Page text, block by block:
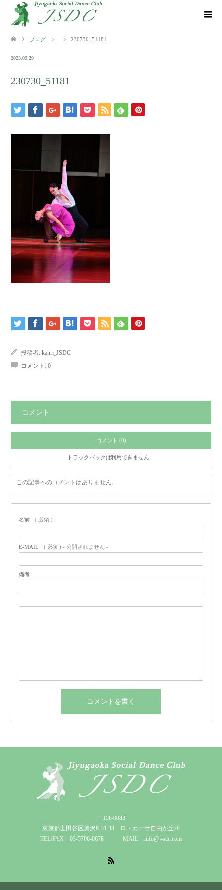
ブログ 230730_51181
2023.09.29
230730_51181
投稿者: kanri_JSDC
コメント: 0
コメント
コメント (0)
トラックバックは利用できません。
この記事へのコメントはありません。
名前 ( 必須 )
E-MAIL ( 必須 ) - 公開されません -
備考
〒158-0083
東京都世田谷区奥沢6-31-18 ロ・カーサ自由が丘2F
TEL/FAX 03-5706-0678 MAIL info@j-sdc.com